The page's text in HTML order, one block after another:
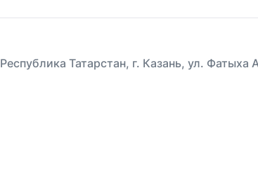
Республика Татарстан, г. Казань, ул. Фатыха